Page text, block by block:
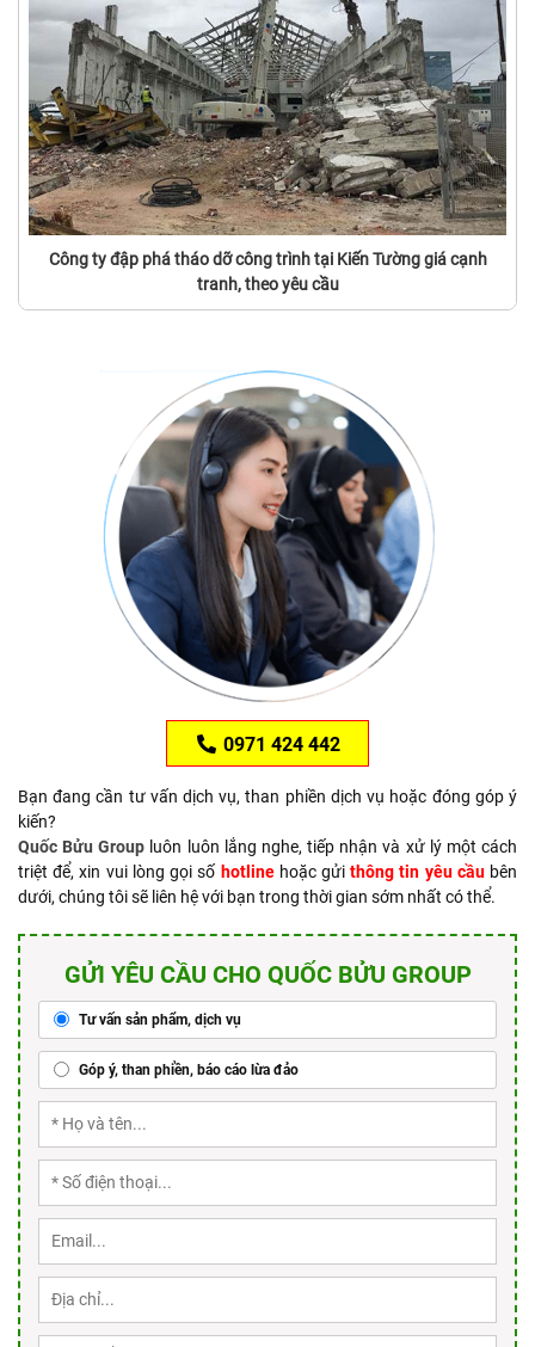
Công ty đập phá tháo dỡ công trình tại Kiến Tường giá cạnh
tranh, theo yêu cầu
0971 424 442
Bạn đang cần tư vấn dịch vụ, than phiền dịch vụ hoặc đóng góp ý
kiến?
Quốc Bửu Group luôn luôn lắng nghe, tiếp nhận và xử lý một cách
triệt để, xin vui lòng gọi số hotlinehoặc gửithông tin yêu cầubên
dưới, chúng tôi sẽ liên hệ với bạn trong thời gian sớm nhất có thể.
GỬI YÊU CẦU CHO QUỐC BỬU GROUP
Tư vấn sản phẩm, dịch vụ
Góp ý, than phiền, báo cáo lừa đảo